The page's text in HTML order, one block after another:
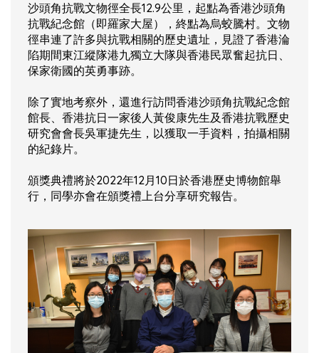
沙頭角抗戰文物徑全長12.9公里，起點為香港沙頭角
抗戰紀念館（即羅家大屋），終點為烏蛟騰村。文物
徑串連了許多與抗戰相關的歷史遺址，見證了香港淪
陷期間東江縱隊港九獨立大隊與香港民眾奮起抗日、
保家衛國的英勇事跡。
除了實地考察外，還進行訪問香港沙頭角抗戰紀念館
館長、香港抗日一家後人黃俊康先生及香港抗戰歷史
研究會會長吳軍捷先生，以獲取一手資料，拍攝相關
的紀錄片。
頒獎典禮將於2022年12月10日於香港歷史博物館舉
行，同學亦會在頒獎禮上台分享研究報告。